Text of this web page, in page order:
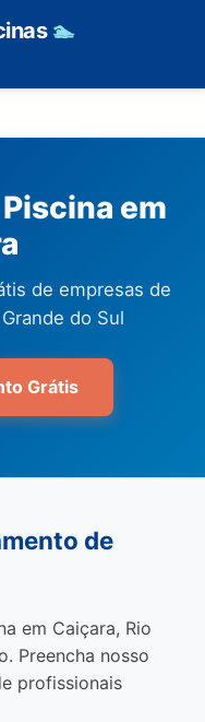
🏊
em
de empresas de
do Sul
Grátis
de
em Caiçara, Rio
Preencha nosso
profissionais